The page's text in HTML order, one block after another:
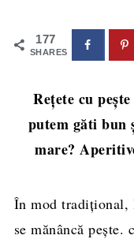
177
SHARES
Rețete cu
putem găti bun
mare?
În mod tradițional,
se mănâncă